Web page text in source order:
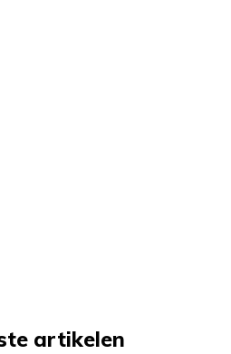
artikelen